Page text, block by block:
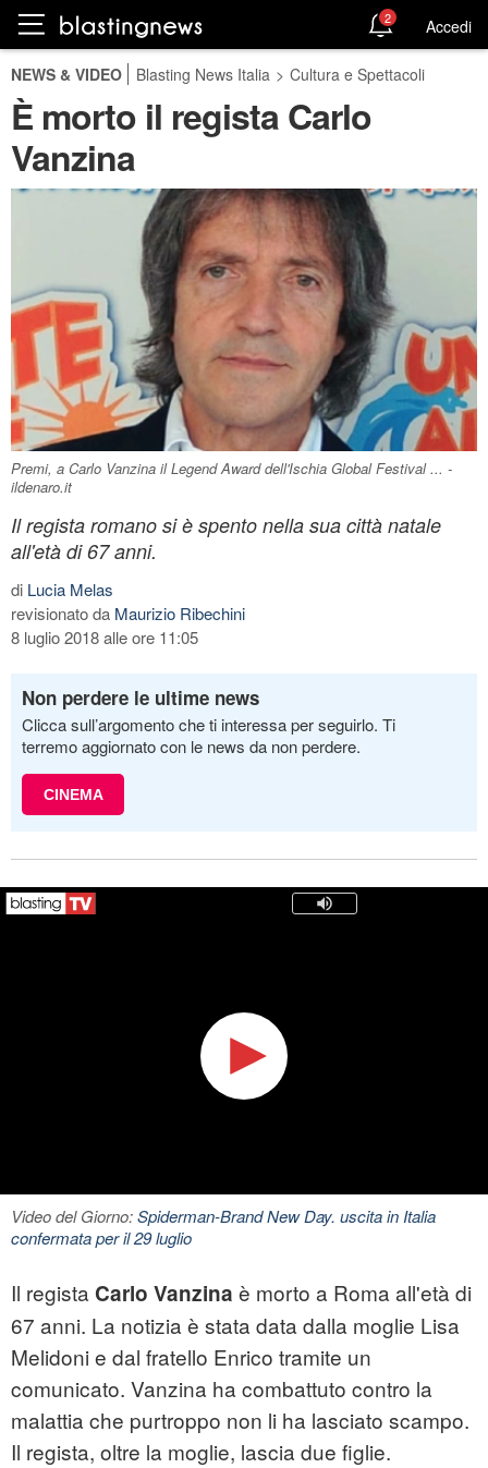
2 Accedi
NEWS & VIDEO Blasting News Italia > Cultura e Spettacoli
È morto il regista Carlo
Vanzina
Premi, a Carlo Vanzina il Legend Award dell'Ischia Global Festival ... -
ildenaro.it
Il regista romano si è spento nella sua città natale
all'età di 67 anni.
di Lucia Melas
revisionato da Maurizio Ribechini
8 luglio 2018 alle ore 11:05
Non perdere le ultime news
Clicca sull’argomento che ti interessa per seguirlo. Ti
terremo aggiornato con le news da non perdere.
CINEMA
Video del Giorno:Spiderman-Brand New Day. uscita in Italia
confermata per il 29 luglio
Il regista Carlo Vanzina è morto a Roma all'età di
67 anni. La notizia è stata data dalla moglie Lisa
Melidoni e dal fratello Enrico tramite un
comunicato. Vanzina ha combattuto contro la
malattia che purtroppo non li ha lasciato scampo.
Il regista, oltre la moglie, lascia due figlie.